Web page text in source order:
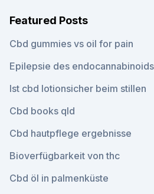
Featured Posts
Cbd gummies vs oil for pain
Epilepsie des
Ist cbd lotionsicher beim stillen
Cbd books qld
Cbd hautpflege ergebnisse
Bioverfügbarkeit von thc
Cbd öl in palmenküste